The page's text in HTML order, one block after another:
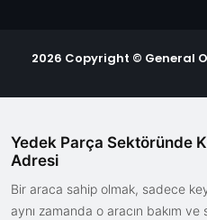
2026 Copyright © General
Yedek Parça Sektöründe
Adresi
Bir araca sahip olmak, sadece
aynı zamanda o aracın bakım